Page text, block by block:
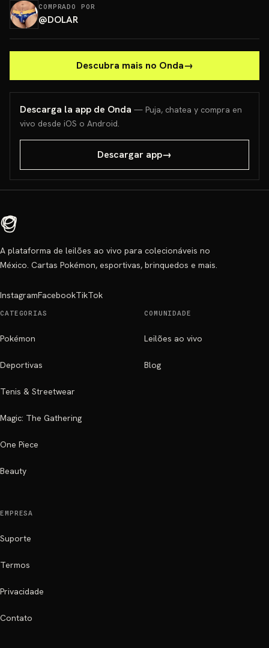
COMPRADO POR
@DOLAR
Descubra mais no Onda→
Descarga la app de Onda — Puja, chatea y compra en
vivo desde iOS o Android.
Descargar app→
A plataforma de leilões ao vivo para colecionáveis no
México. Cartas Pokémon, esportivas, brinquedos e mais.
InstagramFacebookTikTok
CATEGORIAS
Pokémon
Deportivas
Tenis & Streetwear
Magic: The Gathering
One Piece
Beauty
COMUNIDADE
Leilões ao vivo
Blog
EMPRESA
Suporte
Termos
Privacidade
Contato